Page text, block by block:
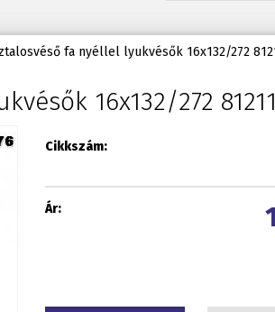
fa nyéllel lyukvésők 16x132/272
16x132/272
Cikkszám:
Ár: